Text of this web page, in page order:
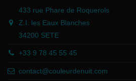
433 rue Phare de Roquerols
Z.I. les Eaux Blanches
34200 SETE
+33 9 78 45 55 45
contact@couleurdenuit.com